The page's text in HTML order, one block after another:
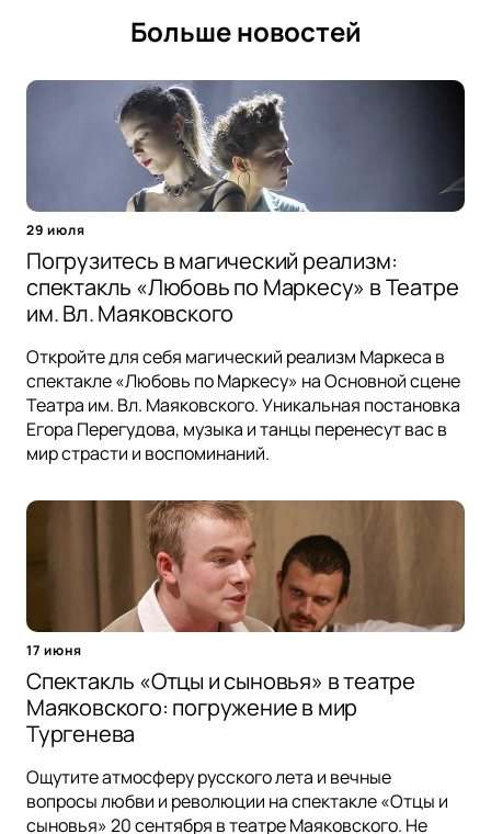
Больше новостей
29 июля
Погрузитесь в магический реализм:
спектакль «Любовь по Маркесу» в Театре
им. Вл. Маяковского
Откройте для себя магический реализм Маркеса в
спектакле «Любовь по Маркесу» на Основной сцене
Театра им. Вл. Маяковского. Уникальная постановка
Егора Перегудова, музыка и танцы перенесут вас в
мир страсти и воспоминаний.
17 июня
Спектакль «Отцы и сыновья» в театре
Маяковского: погружение в мир
Тургенева
Ощутите атмосферу русского лета и вечные
вопросы любви и революции на спектакле «Отцы и
сыновья» 20 сентября в театре Маяковского. Не